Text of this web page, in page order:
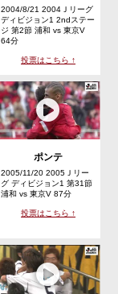
2004/8/21 2004Ｊリーグ
ディビジョン1 2ndステー
ジ 第2節 浦和 vs 東京V
64分
投票はこちら ↑
ポンテ
2005/11/20 2005Ｊリー
グ ディビジョン1 第31節
浦和 vs 東京V 87分
投票はこちら ↑